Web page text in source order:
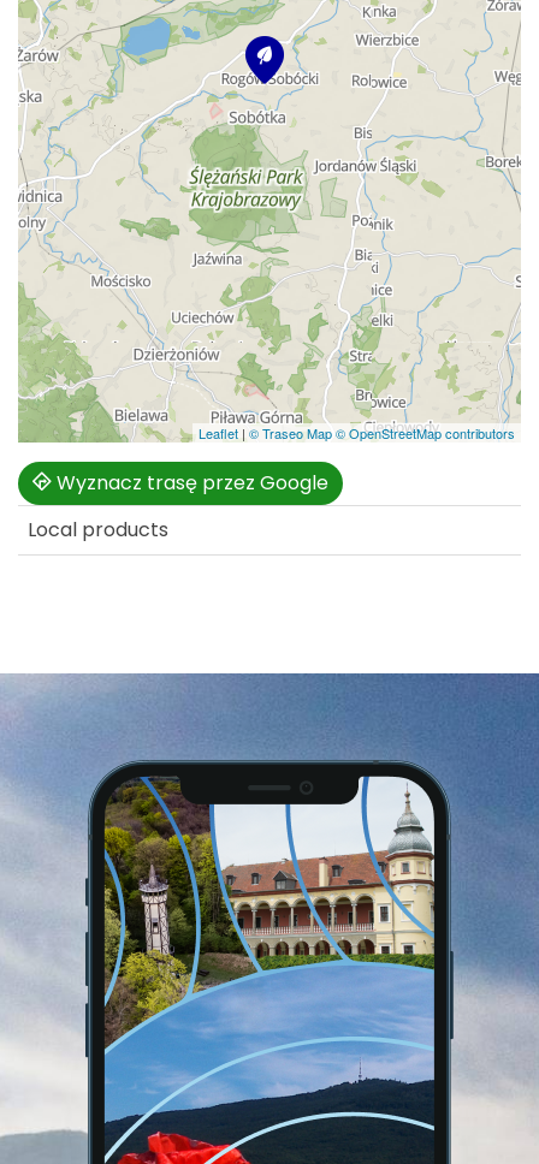
Leaflet | © Traseo Map© OpenStreetMap contributors
Wyznacz trasę przez Google
Local products